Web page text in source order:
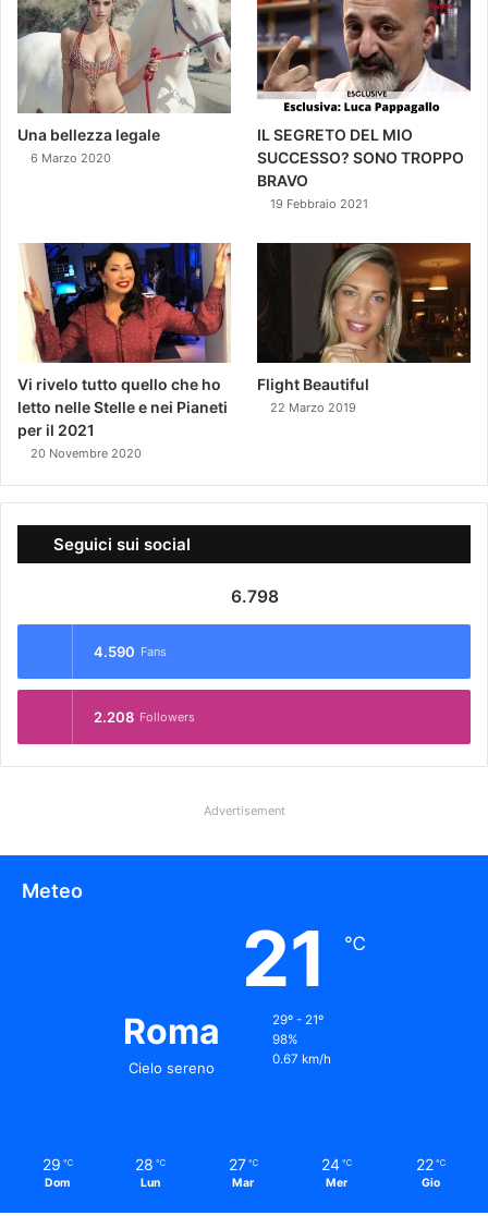
Una bellezza legale
6 Marzo 2020
IL SEGRETO DEL MIO
SUCCESSO? SONO TROPPO
BRAVO
19 Febbraio 2021
Vi rivelo tutto quello che ho
letto nelle Stelle e nei Pianeti
per il 2021
20 Novembre 2020
Flight Beautiful
22 Marzo 2019
Seguici sui social
6.798
4.590 Fans
2.208 Followers
Advertisement
Meteo
Roma
Cielo sereno
21 ℃
29º - 21º
98%
0.67 km/h
29 ℃
Dom
28 ℃
Lun
27 ℃
Mar
24 ℃
Mer
22 ℃
Gio